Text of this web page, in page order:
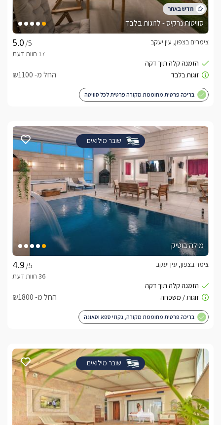
סוויטות נרקיס - לזוגות בלבד
/5
צימרים בצפון, עין יעקב
החל מ- ₪1100
בריכה פרטית מחוממת מקורה פרטית לכל סוויטה
שובר מילואים
מילה בוטיק
/5
צימר בצפון, עין יעקב
החל מ- ₪1800
בריכה פרטית מחוממת מקורה, גקוזי ספא וסאונה
שובר מילואים